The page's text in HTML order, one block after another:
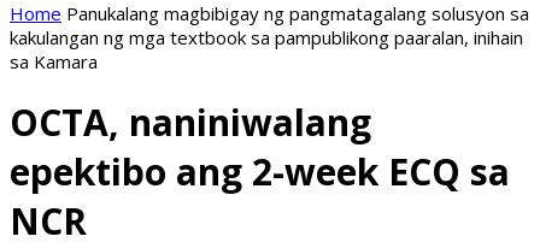
Home Panukalang magbibigay ng pangmatagalang solusyon sa
kakulangan ng mga textbook sa pampublikong paaralan, inihain
sa Kamara
OCTA, naniniwalang
epektibo ang 2-week ECQ sa
NCR